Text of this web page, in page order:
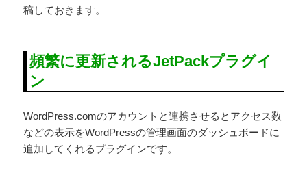
稿しておきます。
頻繁に更新されるJetPackプラグイ
ン
WordPress.comのアカウントと連携させるとアクセス数
などの表示をWordPressの管理画面のダッシュボードに
追加してくれるプラグインです。